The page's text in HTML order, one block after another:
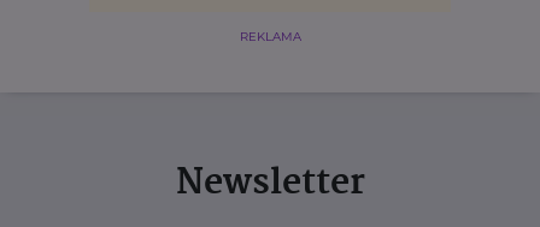
REKLAMA
Newsletter